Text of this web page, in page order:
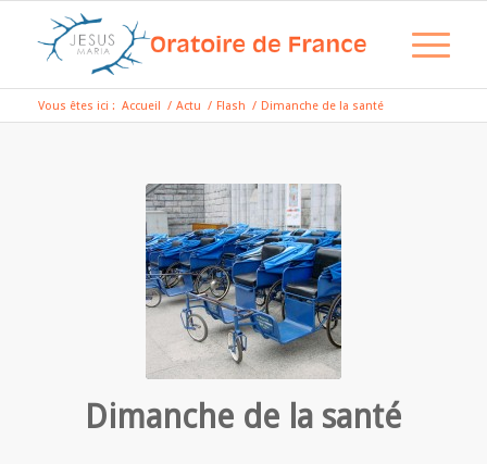
Vous êtes ici : Accueil / Actu / Flash / Dimanche de la santé
Dimanche de la santé